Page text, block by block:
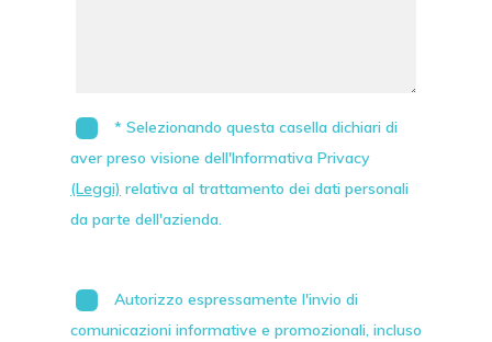
* Selezionando questa casella dichiari di
aver preso visione dell'Informativa Privacy
(Leggi) relativa al trattamento dei dati personali
da parte dell'azienda.
Autorizzo espressamente l'invio di
comunicazioni informative e promozionali, incluso